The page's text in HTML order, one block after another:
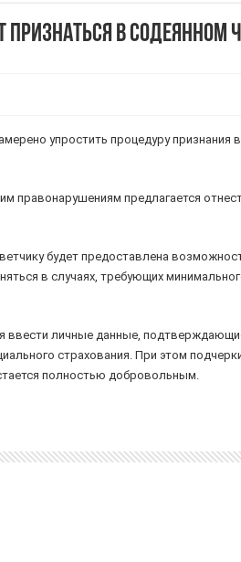
в содеянном
упростить процедуру
правонарушениям предлагается
будет предоставлена
в случаях, требующих
ввести личные данные,
страхования. При этом
полностью добровольным.